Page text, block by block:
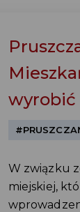
wyrobić
W związku
miejskiej,